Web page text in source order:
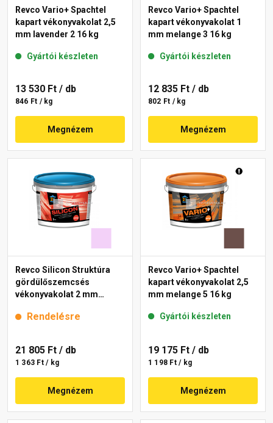
Revco Vario+ Spachtel
kapart vékonyvakolat 2,5
mm lavender 2 16 kg
Gyártói készleten
13 530 Ft / db
846 Ft / kg
Megnézem
Revco Vario+ Spachtel
kapart vékonyvakolat 1
mm melange 3 16 kg
Gyártói készleten
12 835 Ft / db
802 Ft / kg
Megnézem
Revco Silicon Struktúra
gördülőszemcsés
vékonyvakolat 2 mm
Rendelésre
21 805 Ft / db
1 363 Ft / kg
Megnézem
Revco Vario+ Spachtel
kapart vékonyvakolat 2,5
mm melange 5 16 kg
Gyártói készleten
19 175 Ft / db
1 198 Ft / kg
Megnézem